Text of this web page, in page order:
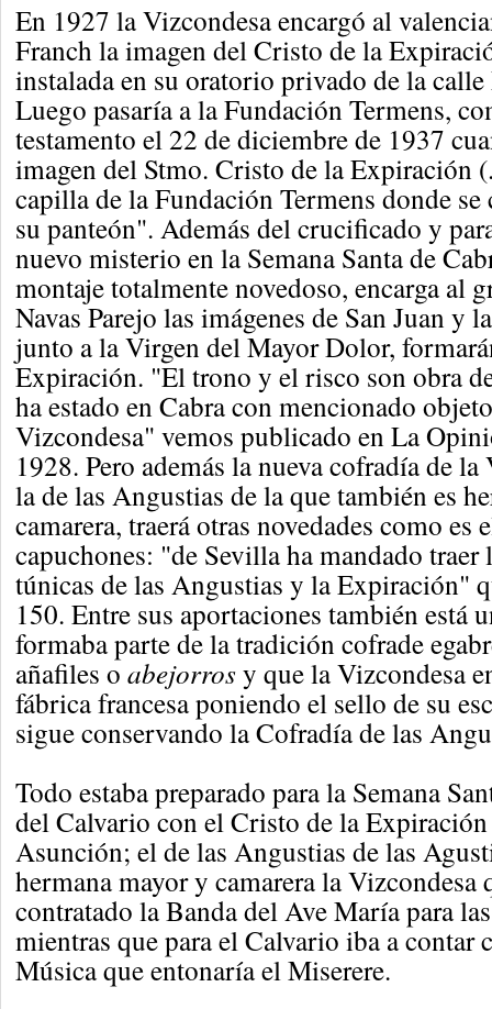
En 1927 la Vizcondesa encargó al
Franch la imagen del Cristo de la
instalada en su oratorio privado de la
Luego pasaría a la Fundación Termens,
testamento el 22 de diciembre de 1937
imagen del Stmo. Cristo de la Expiración
capilla de la Fundación Termens donde se
su panteón". Además del crucificado y
nuevo misterio en la Semana Santa de
montaje totalmente novedoso, encarga al
Navas Parejo las imágenes de San Juan y
junto a la Virgen del Mayor Dolor,
Expiración. "El trono y el risco son obra
ha estado en Cabra con mencionado
Vizcondesa" vemos publicado en La
1928. Pero además la nueva cofradía de
la de las Angustias de la que también es
camarera, traerá otras novedades como es
capuchones: "de Sevilla ha mandado traer
túnicas de las Angustias y la Expiración"
150. Entre sus aportaciones también está
formaba parte de la tradición cofrade
añafiles oabejorrosy que la Vizcondesa
fábrica francesa poniendo el sello de su
sigue conservando la Cofradía de las
Todo estaba preparado para la Semana
del Calvario con el Cristo de la
Asunción; el de las Angustias de las
hermana mayor y camarera la Vizcondesa
contratado la Banda del Ave María para
mientras que para el Calvario iba a contar
Música que entonaría el Miserere.